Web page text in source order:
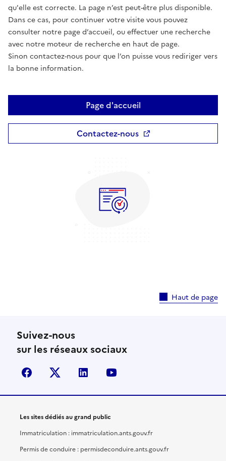
qu'elle est correcte. La page n’est peut-être plus disponible.
Dans ce cas, pour continuer votre visite vous pouvez
consulter notre page d’accueil, ou effectuer une recherche
avec notre moteur de recherche en haut de page.
Sinon contactez-nous pour que l’on puisse vous rediriger vers
la bonne information.
Page d'accueil
Contactez-nous
Haut de page
Suivez-nous
sur les réseaux sociaux
facebook X (anciennement Twitter)
linkedin
Les sites dédiés au grand public
Immatriculation : immatriculation.ants.gouv.fr
Permis de conduire : permisdeconduire.ants.gouv.fr